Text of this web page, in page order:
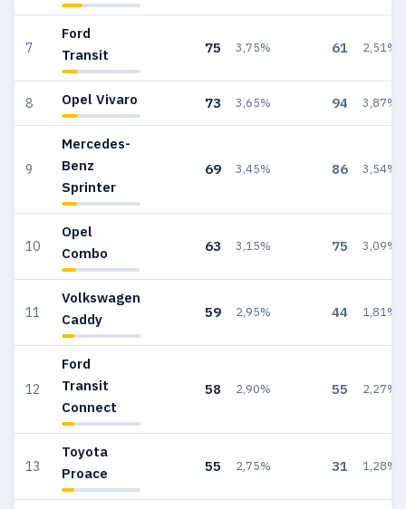
7
Ford
Transit
75 3,75% 61 2,51%
8 Opel Vivaro 73 3,65% 94 3,87%
9
Mercedes-
Benz
Sprinter
69 3,45% 86 3,54%
10
Opel
Combo
63 3,15% 75 3,09%
11
Volkswagen
Caddy
59 2,95% 44 1,81%
12
Ford
Transit
Connect
58 2,90% 55 2,27%
13
Toyota
Proace
55 2,75% 31 1,28%